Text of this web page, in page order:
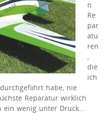
n
Re
par
atu
ren
,
die
ich
habe, nie
Reparatur wirklich
ein wenig unter Druck…